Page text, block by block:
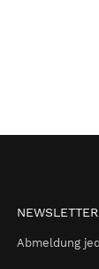
NEWSLETTER
Abmeldung